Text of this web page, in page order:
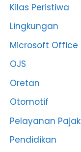
Kilas Peristiwa
Lingkungan
Microsoft Office
OJS
Oretan
Otomotif
Pelayanan Pajak
Pendidikan